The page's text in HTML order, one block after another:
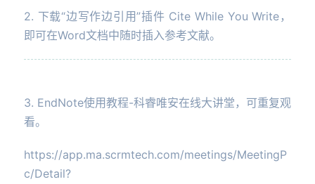
2. 下载“边写作边引用”插件 Cite While You Write，
即可在Word文档中随时插入参考文献。
3. EndNote使用教程-科睿唯安在线大讲堂，可重复观
看。
https://app.ma.scrmtech.com/meetings/MeetingP
c/Detail?